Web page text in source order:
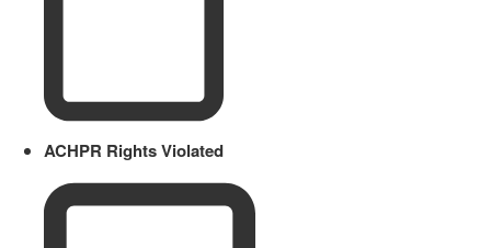
ACHPR Rights Violated